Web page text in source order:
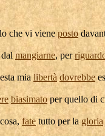
che vi viene posto
dalmangiarne, per
mia libertà dovrebbe
biasimatoper quello di
fate tutto per la gloria